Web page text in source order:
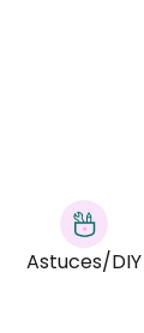
Astuces/DIY